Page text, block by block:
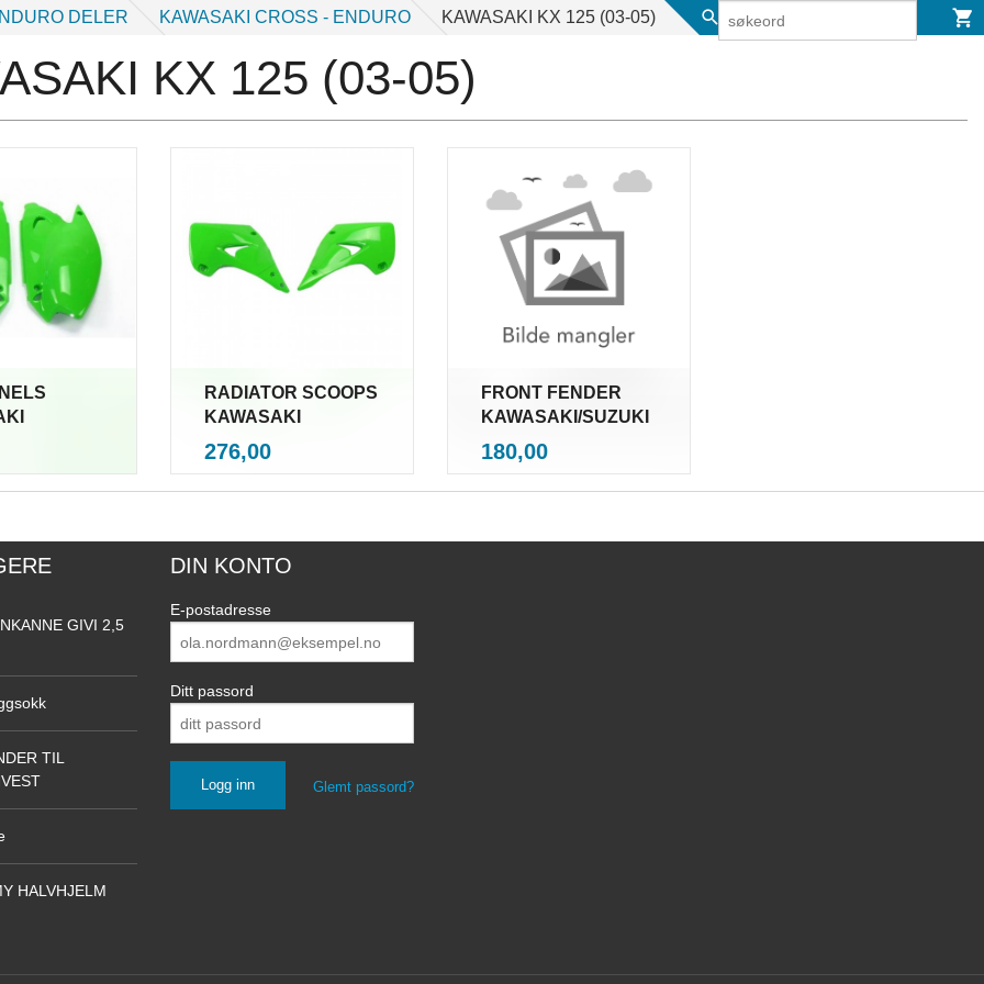
DELER KAWASAKI CROSS - ENDURO KAWASAKI KX 125 (03-05)
KX 125 (03-05)
RADIATOR SCOOPS
KAWASAKI
Pris
276,00
FRONT FENDER
KAWASAKI/SUZUKI
Pris
180,00
GIVI 2,5
TIL
HALVHJELM
DIN KONTO
E-postadresse
Ditt passord
Glemt passord?